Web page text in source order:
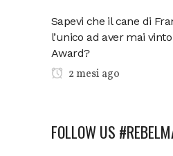
Sapevi che il cane di
l’unico ad aver mai
Award?
2 mesi ago
FOLLOW US